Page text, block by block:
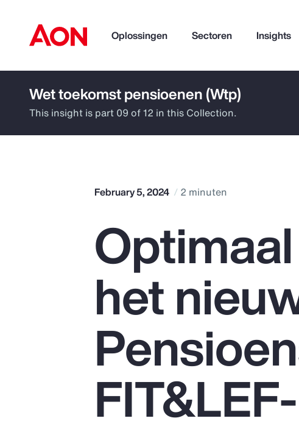
Oplossingen Sectoren Insights
How can we help you?
Popular Searches
Pay Transparency
Parametrics
Risk Management
Wet toekomst pensioenen (Wtp)
This insight is part 09 of 12 in this Collection.
February 5, 2024 2 minuten
het